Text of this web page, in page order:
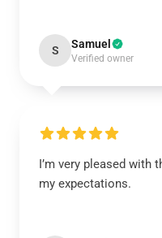
S Samuel
Verified owner
I’m very pleased with
my expectations.